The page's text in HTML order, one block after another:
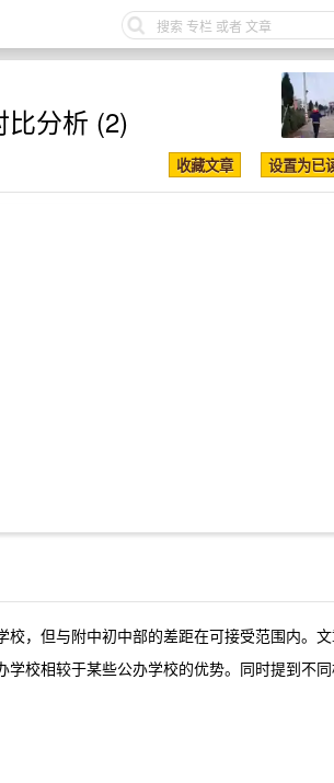
比分析 (2)
，但与附中初中部的差距在可接受范围内。
校相较于某些公办学校的优势。同时提到不